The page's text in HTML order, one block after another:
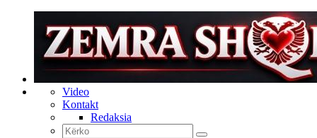
Video
Kontakt
Redaksia